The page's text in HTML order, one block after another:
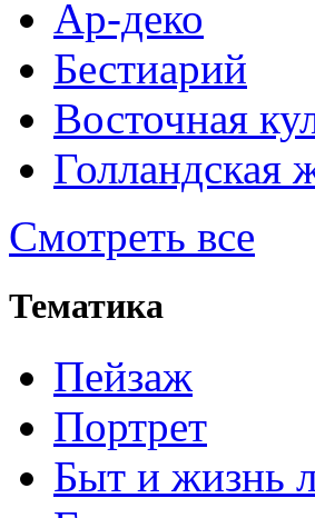
Ар-деко
Бестиарий
Восточная
Голландская
Смотреть все
Тематика
Пейзаж
Портрет
Быт и жизнь